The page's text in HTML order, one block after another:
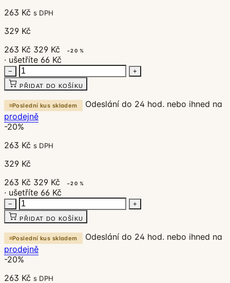
263 Kč s DPH
329 Kč
263 Kč 329 Kč −20 %
· ušetříte 66 Kč
− +
PŘIDAT DO KOŠÍKU
Poslední kus skladem
Odeslání do 24 hod. nebo ihned na
prodejně
-20%
263 Kč s DPH
329 Kč
263 Kč 329 Kč −20 %
· ušetříte 66 Kč
− +
PŘIDAT DO KOŠÍKU
Poslední kus skladem
Odeslání do 24 hod. nebo ihned na
prodejně
-20%
263 Kč s DPH